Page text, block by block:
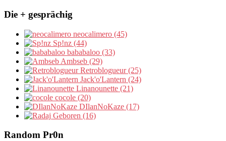
Die + gesprächig
neocalimero (45)
Sp!nz (44)
bababaloo (33)
Ambseb (29)
Retroblogueur (25)
Jack'o'Lantern (24)
Linanounette (21)
cocole (20)
DIlanNoKaze (17)
Geboren (16)
Random Pr0n